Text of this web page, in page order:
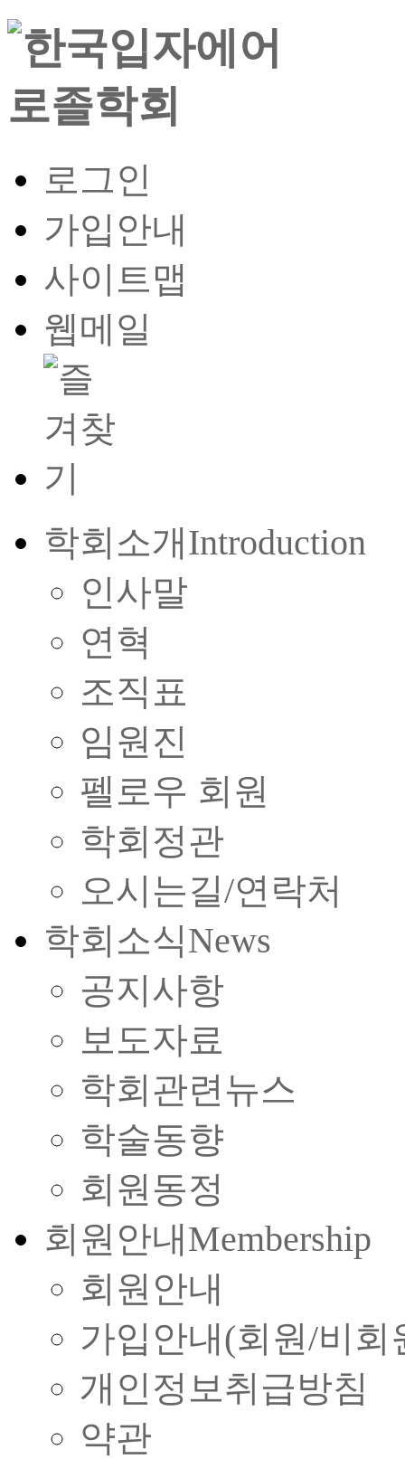
로그인
가입안내
사이트맵
웹메일
학회소개Introduction
인사말
연혁
조직표
임원진
펠로우 회원
학회정관
오시는길/연락처
학회소식News
공지사항
보도자료
학회관련뉴스
학술동향
회원동정
회원안내Membership
회원안내
가입안내(회원/비회
개인정보취급방침
약관